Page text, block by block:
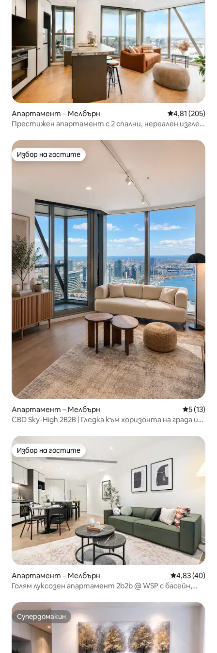
Апартамент – Мелбърн Средна
4,81 (205)
Престижен апартамент с 2 спални, нереален изглед
Избор на гостите
Избор на гостите
Апартамент – Мелбърн Средна
5 (13)
CBD Sky-High 2B2B | Гледка към хоризонта на града и
Избор на гостите
Избор на гостите
Апартамент – Мелбърн Средна
4,83 (40)
Голям луксозен апартамент 2b2b @ WSP с басейн,
Супердомакин
Супердомакин